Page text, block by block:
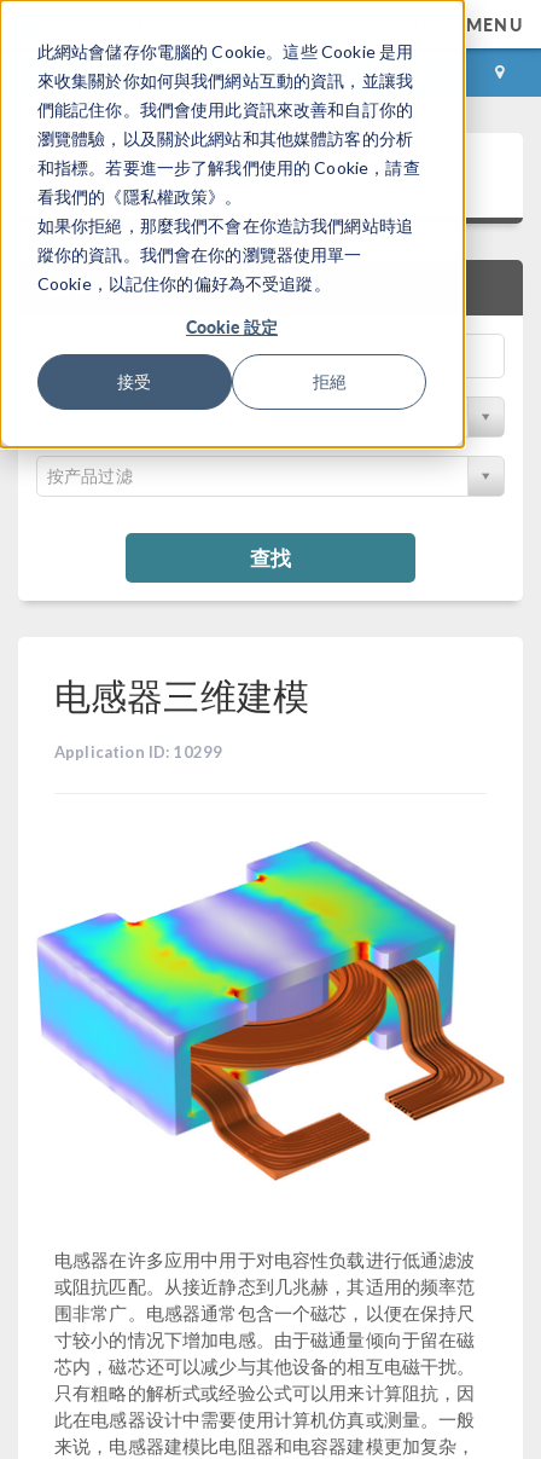
此網站會儲存你電腦的 Cookie。這些 Cookie 是用
來收集關於你如何與我們網站互動的資訊，並讓我
們能記住你。我們會使用此資訊來改善和自訂你的
瀏覽體驗，以及關於此網站和其他媒體訪客的分析
和指標。若要進一步了解我們使用的 Cookie，請查
看我們的《隱私權政策》。
如果你拒絕，那麼我們不會在你造訪我們網站時追
蹤你的資訊。我們會在你的瀏覽器使用單一
Cookie，以記住你的偏好為不受追蹤。
Cookie 設定
接受 拒絕
MENU
登录 咨询与购买
案例下载
快速搜索
按学科过滤
按产品过滤
查找
电感器三维建模
Application ID: 10299
电感器在许多应用中用于对电容性负载进行低通滤波
或阻抗匹配。从接近静态到几兆赫，其适用的频率范
围非常广。电感器通常包含一个磁芯，以便在保持尺
寸较小的情况下增加电感。由于磁通量倾向于留在磁
芯内，磁芯还可以减少与其他设备的相互电磁干扰。
只有粗略的解析式或经验公式可以用来计算阻抗，因
此在电感器设计中需要使用计算机仿真或测量。一般
来说，电感器建模比电阻器和电容器建模更加复杂，